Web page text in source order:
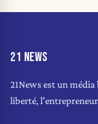
21 NEWS
21News est un
liberté,